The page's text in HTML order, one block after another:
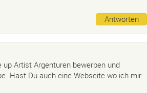
Antworten
Artist Argenturen bewerben und
Hast Du auch eine Webseite wo ich mir